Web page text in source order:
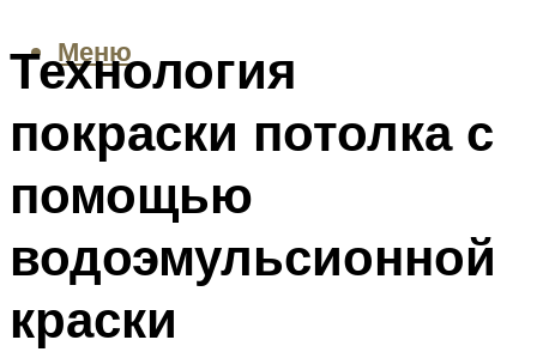
Меню
Технология
покраски потолка с
помощью
водоэмульсионной
краски